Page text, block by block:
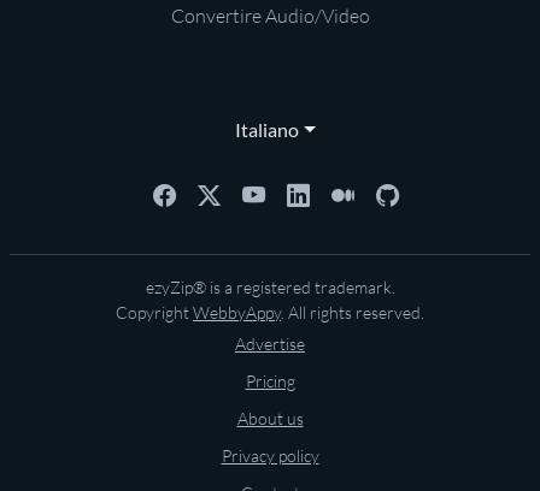
Convertire Audio/Video
Italiano
ezyZip® is a registered trademark.
CopyrightWebbyAppy. All rights reserved.
Advertise
Pricing
About us
Privacy policy